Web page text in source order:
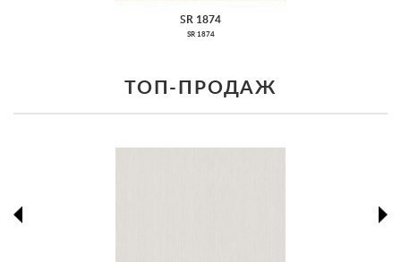
SR 1874
SR 1874
ТОП-ПРОДАЖ